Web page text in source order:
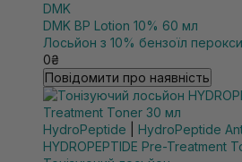
DMK
DMK BP Lotion 10% 60 мл
Лосьйон з 10% бензоїл
0₴
Повідомити про наявність
HydroPeptide
HydroPeptide
HYDROPEPTIDE Pre-Treatment